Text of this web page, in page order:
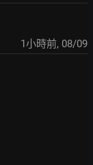
1小時前, 08/09